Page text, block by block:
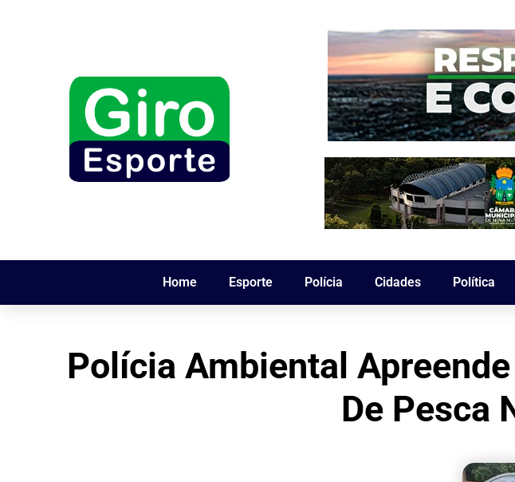
Home Esporte Polícia Cidades Política
Polícia Ambiental
De Pesca